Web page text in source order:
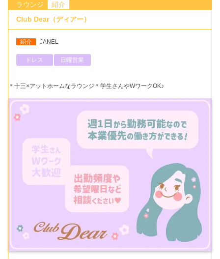
ラウンジ
紹介
Club Dear（ディアー）
紹介 JANEL
ドレス 日曜営業
＊十三×アットホームなラウンジ＊学生さんやWワークOK♪